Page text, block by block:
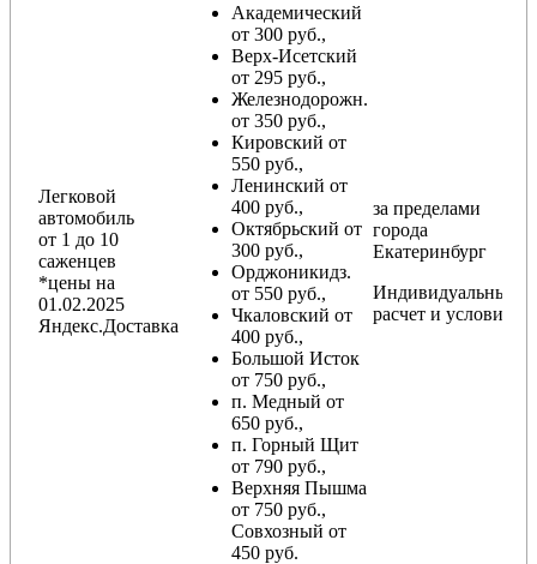
Легковой
автомобиль
от 1 до 10
саженцев
*цены на
01.02.2025
Яндекс.Доставка
Академический
от 300 руб.,
Верх-Исетский
от 295 руб.,
Железнодорожн.
от 350 руб.,
Кировский от
550 руб.,
Ленинский от
400 руб.,
Октябрьский от
300 руб.,
Орджоникидз.
от 550 руб.,
Чкаловский от
400 руб.,
Большой Исток
от 750 руб.,
п. Медный от
650 руб.,
п. Горный Щит
от 790 руб.,
Верхняя Пышма
от 750 руб.,
Совхозный от
450 руб.
за пределами
города
Екатеринбург
Индивидуальный
расчет и условия